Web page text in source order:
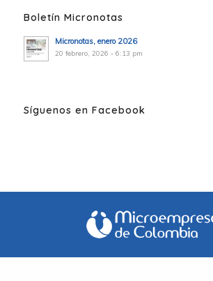
Boletín Micronotas
Micronotas, enero 2026
20 febrero, 2026 - 6:13 pm
Síguenos en Facebook